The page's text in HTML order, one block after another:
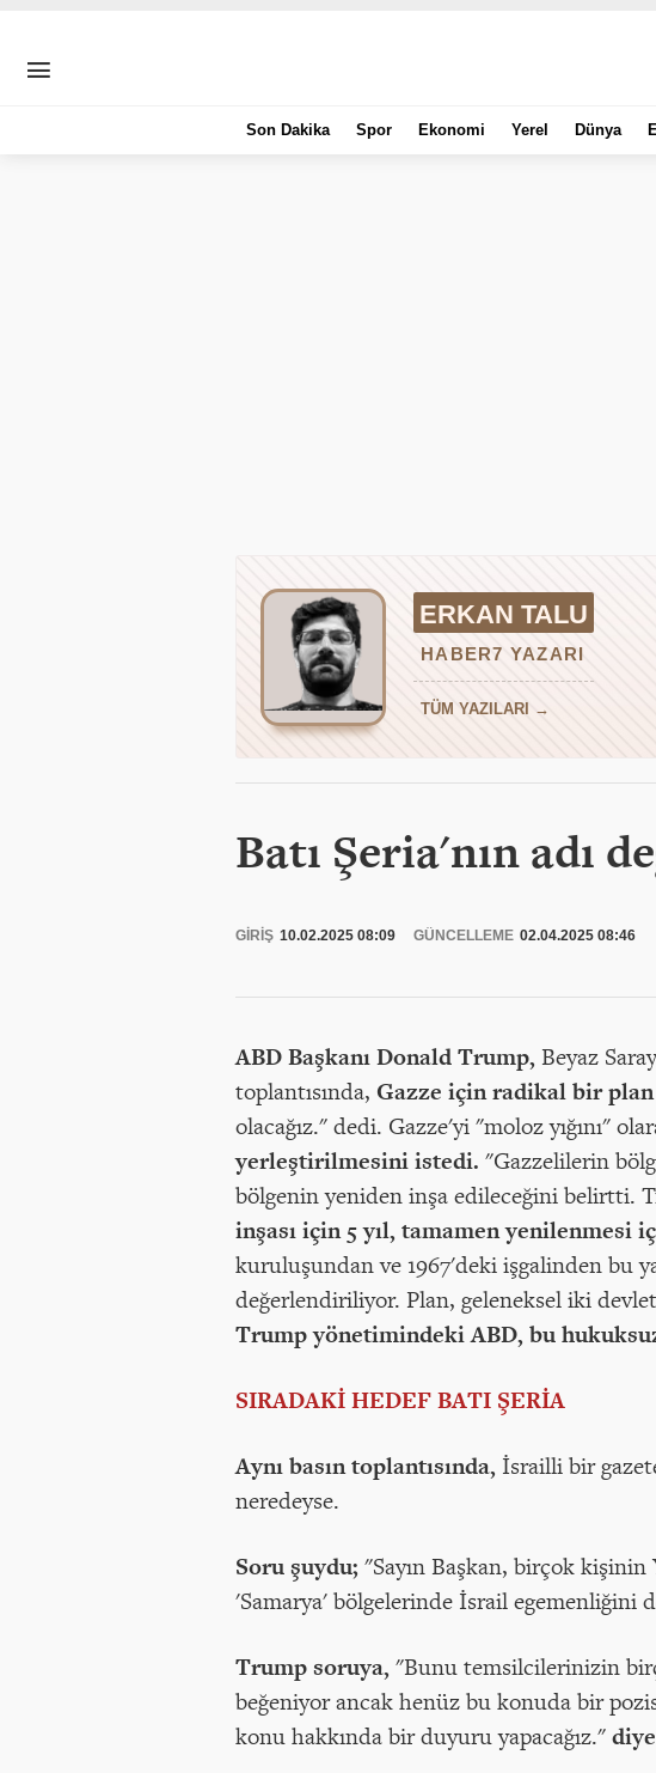
Son Dakika Spor Ekonomi Yerel Dünya
ERKAN TALU
HABER7 YAZARI
TÜM YAZILARI →
Batı Şeria'nın adı
GİRİŞ 10.02.2025 08:09 GÜNCELLEME 02.04.2025 08:46
ABD Başkanı Donald Trump, Beyaz
toplantısında, Gazze için radikal bir plan
olacağız." dedi. Gazze'yi "moloz yığını"
yerleştirilmesini istedi. "Gazzelilerin
bölgenin yeniden inşa edileceğini belirtti.
inşası için 5 yıl, tamamen yenilenmesi
kuruluşundan ve 1967'deki işgalinden bu
değerlendiriliyor. Plan, geleneksel iki
Trump yönetimindeki ABD, bu
SIRADAKİ HEDEF BATI ŞERİA
Aynı basın toplantısında, İsrailli bir
neredeyse.
Soru şuydu;"Sayın Başkan, birçok
'Samarya' bölgelerinde İsrail egemenliğini
Trump soruya, "Bunu temsilcilerinizin
beğeniyor ancak henüz bu konuda bir
konu hakkında bir duyuru yapacağız."